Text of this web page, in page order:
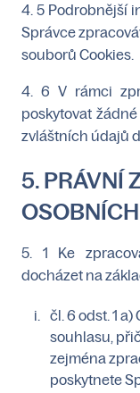
4. 5 Podrobnější
Správce
souborů Cookies.
4. 6 V rámci
poskytovat
zvláštních údajů
5. PRÁVNÍ
5. 1 Ke
docházet na
čl. 6 odst. 1
souhlasu,
zejména
poskytnete